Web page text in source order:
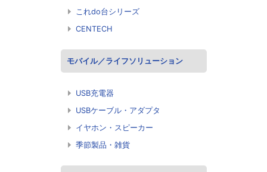
これdo台シリーズ
CENTECH
モバイル／ライフソリューション
USB充電器
USBケーブル・アダプタ
イヤホン・スピーカー
季節製品・雑貨